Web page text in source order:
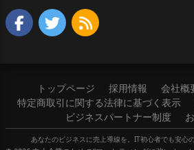
トップページ 採用情報 会社概
特定商取引に関する法律に基づく表示
ビジネスパートナー制度
あなたのビジネスに売上導線を。IT初心者でも安心